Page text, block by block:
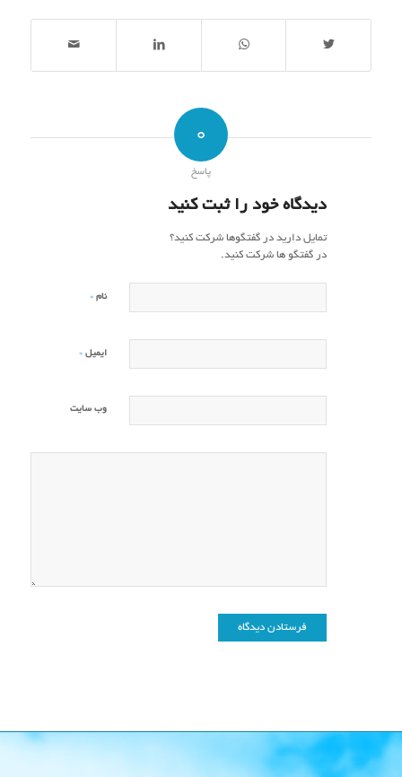
0
پاسخ
دیدگاه خود را ثبت کنید
تمایل دارید در گفتگوها شرکت کنید؟
در گفتگو ها شرکت کنید.
نام *
ایمیل *
وب‌ سایت